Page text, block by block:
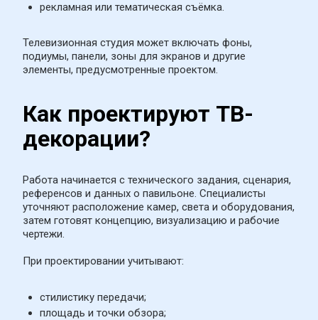
рекламная или тематическая съёмка.
Телевизионная студия может включать фоны,
подиумы, панели, зоны для экранов и другие
элементы, предусмотренные проектом.
Как проектируют ТВ-
декорации?
Работа начинается с технического задания, сценария,
референсов и данных о павильоне. Специалисты
уточняют расположение камер, света и оборудования,
затем готовят концепцию, визуализацию и рабочие
чертежи.
При проектировании учитывают:
стилистику передачи;
площадь и точки обзора;